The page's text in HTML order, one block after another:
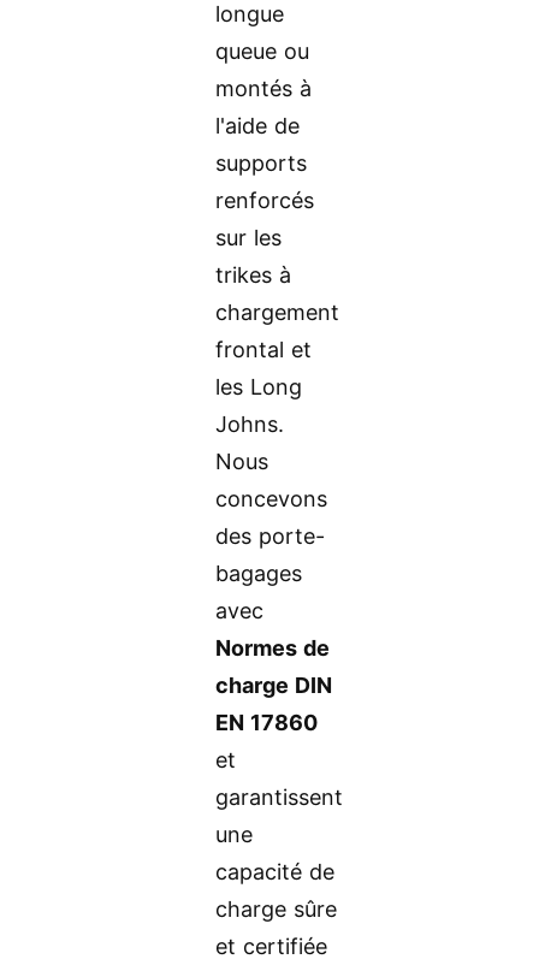
longue
queue ou
montés à
l'aide de
supports
renforcés
sur les
trikes à
chargement
frontal et
les Long
Johns.
Nous
concevons
des porte-
bagages
avec
Normes de
charge DIN
EN 17860
et
garantissent
une
capacité de
charge sûre
et certifiée